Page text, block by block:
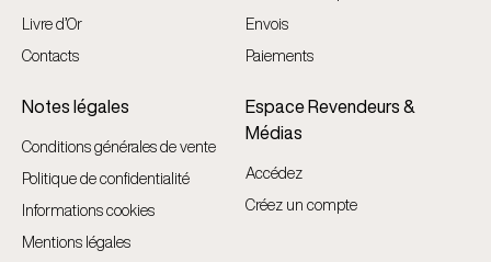
Livre d’Or
Contacts
Notes légales
Conditions générales de vente
Politique de confidentialité
Informations cookies
Mentions légales
Envois
Paiements
Espace Revendeurs &
Médias
Accédez
Créez un compte